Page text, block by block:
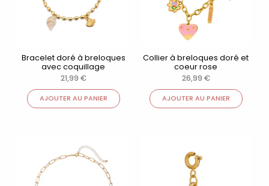
Bracelet doré à breloques
avec coquillage
21,99 €
AJOUTER AU PANIER
Collier à breloques doré et
coeur rose
26,99 €
AJOUTER AU PANIER